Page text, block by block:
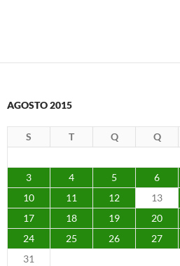
AGOSTO 2015
S T Q Q
3
4 5 6
10
11 12 13
17
18 19 20
24
25 26 27
31